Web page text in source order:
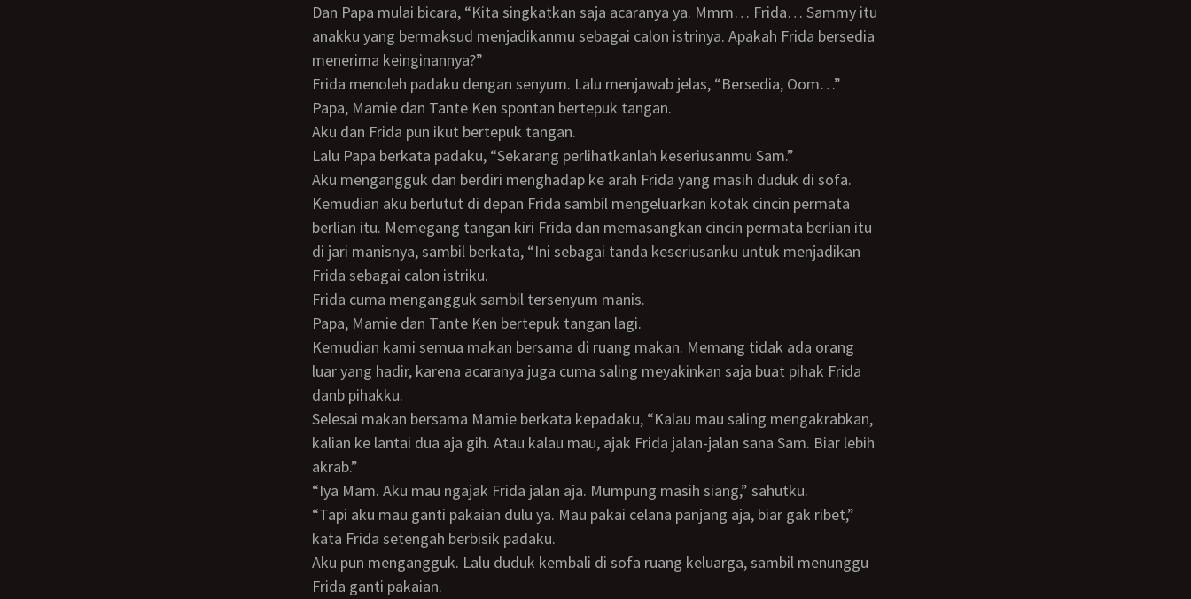
Dan Papa mulai bicara, “Kita singkatkan saja acaranya ya. Mmm… Frida… Sammy itu
anakku yang bermaksud menjadikanmu sebagai calon istrinya. Apakah Frida bersedia
menerima keinginannya?”
Frida menoleh padaku dengan senyum. Lalu menjawab jelas, “Bersedia, Oom…”
Papa, Mamie dan Tante Ken spontan bertepuk tangan.
Aku dan Frida pun ikut bertepuk tangan.
Lalu Papa berkata padaku, “Sekarang perlihatkanlah keseriusanmu Sam.”
Aku mengangguk dan berdiri menghadap ke arah Frida yang masih duduk di sofa.
Kemudian aku berlutut di depan Frida sambil mengeluarkan kotak cincin permata
berlian itu. Memegang tangan kiri Frida dan memasangkan cincin permata berlian itu
di jari manisnya, sambil berkata, “Ini sebagai tanda keseriusanku untuk menjadikan
Frida sebagai calon istriku.
Frida cuma mengangguk sambil tersenyum manis.
Papa, Mamie dan Tante Ken bertepuk tangan lagi.
Kemudian kami semua makan bersama di ruang makan. Memang tidak ada orang
luar yang hadir, karena acaranya juga cuma saling meyakinkan saja buat pihak Frida
danb pihakku.
Selesai makan bersama Mamie berkata kepadaku, “Kalau mau saling mengakrabkan,
kalian ke lantai dua aja gih. Atau kalau mau, ajak Frida jalan-jalan sana Sam. Biar lebih
akrab.”
“Iya Mam. Aku mau ngajak Frida jalan aja. Mumpung masih siang,” sahutku.
“Tapi aku mau ganti pakaian dulu ya. Mau pakai celana panjang aja, biar gak ribet,”
kata Frida setengah berbisik padaku.
Aku pun mengangguk. Lalu duduk kembali di sofa ruang keluarga, sambil menunggu
Frida ganti pakaian.